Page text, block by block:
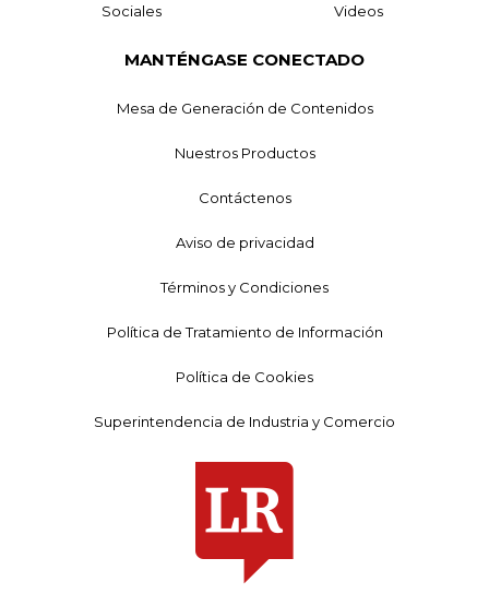
Sociales Videos
MANTÉNGASE CONECTADO
Mesa de Generación de Contenidos
Nuestros Productos
Contáctenos
Aviso de privacidad
Términos y Condiciones
Política de Tratamiento de Información
Política de Cookies
Superintendencia de Industria y Comercio